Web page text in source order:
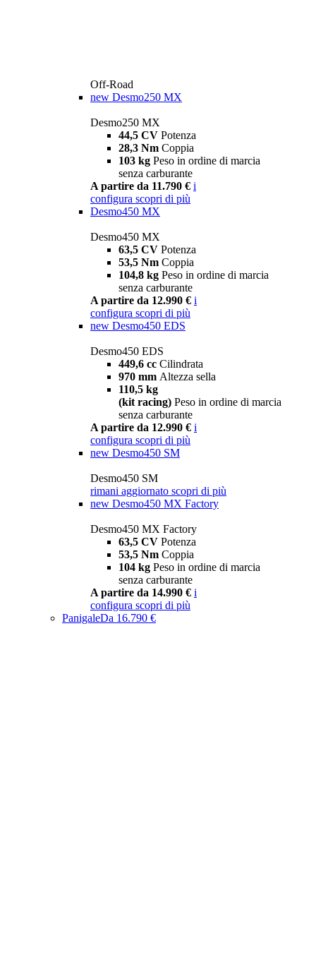
Off-Road
new Desmo250 MX
Desmo250 MX
44,5 CV Potenza
28,3 Nm Coppia
103 kg Peso in ordine di marcia
senza carburante
A partire da 11.790 € i
configura scopri di più
Desmo450 MX
Desmo450 MX
63,5 CV Potenza
53,5 Nm Coppia
104,8 kg Peso in ordine di marcia
senza carburante
A partire da 12.990 € i
configura scopri di più
new Desmo450 EDS
Desmo450 EDS
449,6 cc Cilindrata
970 mm Altezza sella
110,5 kg
(kit racing) Peso in ordine di marcia
senza carburante
A partire da 12.990 € i
configura scopri di più
new Desmo450 SM
Desmo450 SM
rimani aggiornato scopri di più
new Desmo450 MX Factory
Desmo450 MX Factory
63,5 CV Potenza
53,5 Nm Coppia
104 kg Peso in ordine di marcia
senza carburante
A partire da 14.990 € i
configura scopri di più
PanigaleDa 16.790 €